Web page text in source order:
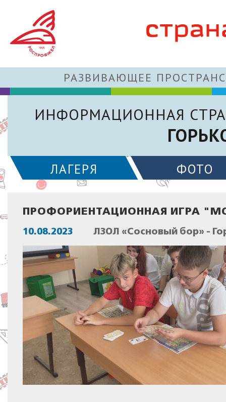
РАЗВИВАЮЩЕЕ
ИНФОРМАЦИОННАЯ
ЛАГЕРЯ ФОТО
ПРОФОРИЕНТАЦИОННАЯ ИГРА
10.08.2023 ЛЗОЛ «Сосновый бор» -